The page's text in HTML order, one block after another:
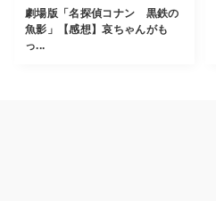
劇場版「名探偵コナン 黒鉄の
魚影」【感想】哀ちゃんがも
っ...